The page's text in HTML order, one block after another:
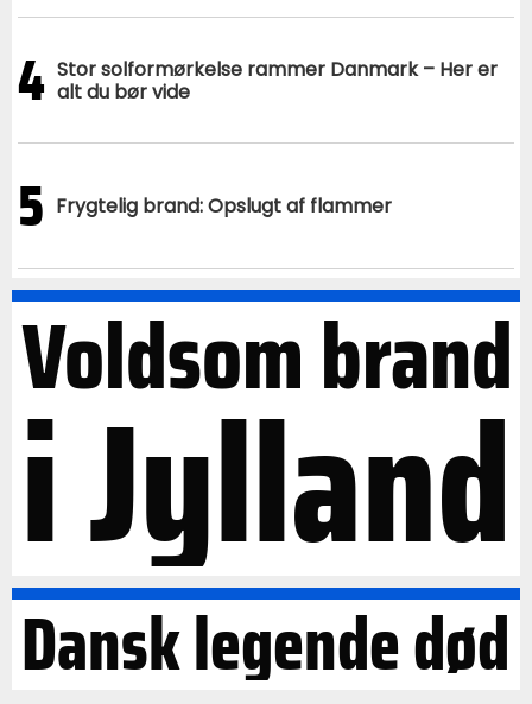
4 Stor solformørkelse rammer Danmark – Her er
alt du bør vide
5 Frygtelig brand: Opslugt af flammer
Voldsom brand
i Jylland
Dansk legende død